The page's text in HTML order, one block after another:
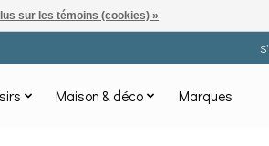
Maison & déco Marques
sur les témoins (cookies) »